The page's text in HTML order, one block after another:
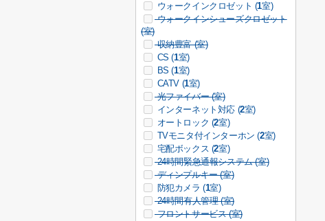
ウォークインクロゼット (1室)
ウォークインシューズクロゼット
(室)
収納豊富 (室)
CS (1室)
BS (1室)
CATV (1室)
光ファイバー (室)
インターネット対応 (2室)
オートロック (2室)
TVモニタ付インターホン (2室)
宅配ボックス (2室)
24時間緊急通報システム (室)
ディンプルキー (室)
防犯カメラ (1室)
24時間有人管理 (室)
フロントサービス (室)